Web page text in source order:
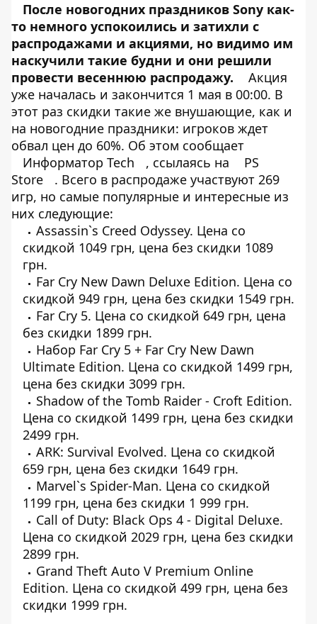
После новогодних праздников Sony как-
то немного успокоились и затихли с
распродажами и акциями, но видимо им
наскучили такие будни и они решили
провести весеннюю распродажу.
Акция
уже началась и закончится 1 мая в 00:00. В
этот раз скидки такие же внушающие, как и
на новогодние праздники: игроков ждет
обвал цен до 60%. Об этом сообщает
Информатор Tech
, ссылаясь на
PS
Store
. Всего в распродаже участвуют 269
игр, но самые популярные и интересные из
них следующие:
Assassin`s Creed Odyssey. Цена со
скидкой 1049 грн, цена без скидки 1089
грн.
Far Cry New Dawn Deluxe Edition. Цена со
скидкой 949 грн, цена без скидки 1549 грн.
Far Cry 5. Цена со скидкой 649 грн, цена
без скидки 1899 грн.
Набор Far Cry 5 + Far Cry New Dawn
Ultimate Edition. Цена со скидкой 1499 грн,
цена без скидки 3099 грн.
Shadow of the Tomb Raider - Croft Edition.
Цена со скидкой 1499 грн, цена без скидки
2499 грн.
ARK: Survival Evolved. Цена со скидкой
659 грн, цена без скидки 1649 грн.
Marvel`s Spider-Man. Цена со скидкой
1199 грн, цена без скидки 1 999 грн.
Call of Duty: Black Ops 4 - Digital Deluxe.
Цена со скидкой 2029 грн, цена без скидки
2899 грн.
Grand Theft Auto V Premium Online
Edition. Цена со скидкой 499 грн, цена без
скидки 1999 грн.